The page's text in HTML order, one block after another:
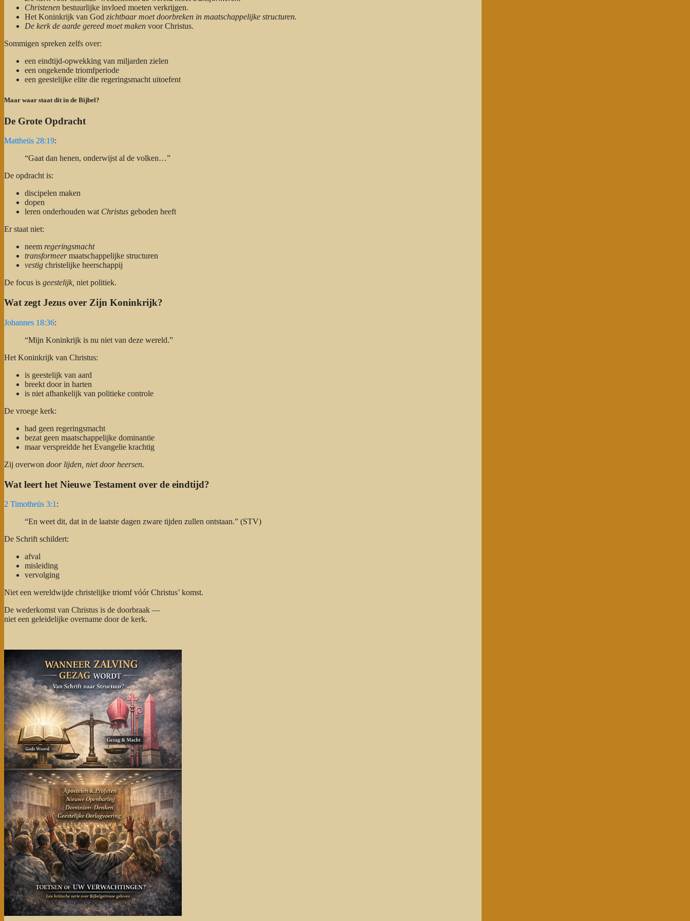
Christenen bestuurlijke invloed moeten verkrijgen.
Het Koninkrijk van God zichtbaar moet doorbreken in maatschappelijke structuren.
De kerk de aarde gereed moet maken voor Christus.
Sommigen spreken zelfs over:
een eindtijd-opwekking van miljarden zielen
een ongekende triomfperiode
een geestelijke elite die regeringsmacht uitoefent
Maar waar staat dit in de Bijbel?
De Grote Opdracht
Mattheüs 28:19:
“Gaat dan henen, onderwijst al de volken…”
De opdracht is:
discipelen maken
dopen
leren onderhouden wat Christus geboden heeft
Er staat niet:
neem regeringsmacht
transformeermaatschappelijke structuren
vestig christelijke heerschappij
De focus is geestelijk, niet politiek.
Wat zegt Jezus over Zijn Koninkrijk?
Johannes 18:36:
“Mijn Koninkrijk is nu niet van deze wereld.”
Het Koninkrijk van Christus:
is geestelijk van aard
breekt door in harten
is niet afhankelijk van politieke controle
De vroege kerk:
had geen regeringsmacht
bezat geen maatschappelijke dominantie
maar verspreidde het Evangelie krachtig
Zij overwon door lijden, niet door heersen.
Wat leert het Nieuwe Testament over de eindtijd?
2 Timotheüs 3:1 :
“En weet dit, dat in de laatste dagen zware tijden zullen ontstaan.” (STV)
De Schrift schildert:
afval
misleiding
vervolging
Niet een wereldwijde christelijke triomf vóór Christus’ komst.
De wederkomst van Christus is de doorbraak —
niet een geleidelijke overname door de kerk.